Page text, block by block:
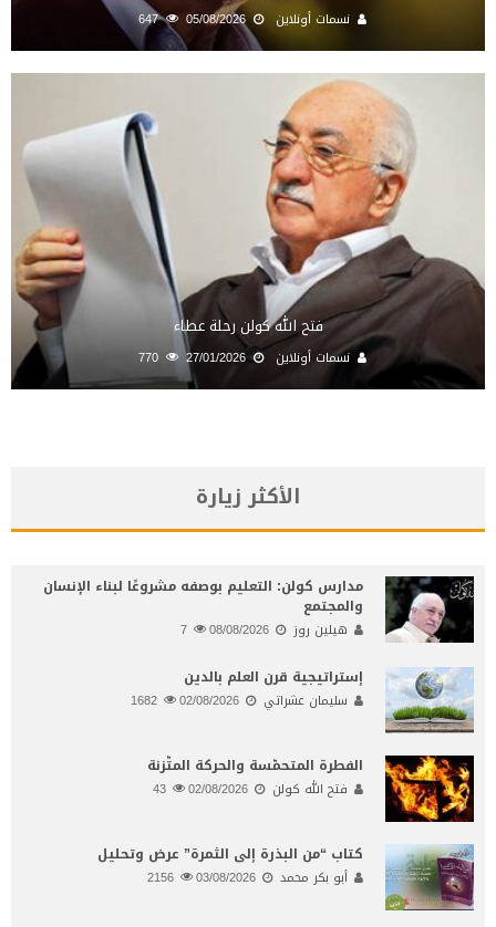
نسمات أونلاين 05/08/2026
647
فتح الله كولن رحلة عطاء
نسمات أونلاين 27/01/2026
770
الأكثر زيارة
مدارس كولن: التعليم بوصفه مشروعًا لبناء الإنسان
والمجتمع
هيلين روز 08/08/2026
إستراتيجية قرن العلم بالدين
سليمان عشراتي 02/08/2026
الفطرة المتحمّسة والحركة المتّزنة
فتح الله كولن 02/08/2026
كتاب “من البذرة إلى الثمرة” عرض وتحليل
أبو بكر محمد 03/08/2026